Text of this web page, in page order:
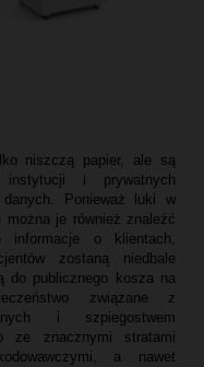
niszczą papier, ale są
i prywatnych
Ponieważ luki w
można je również znaleźć
informacje o klientach,
zostaną niedbale
do publicznego kosza na
związane z
i szpiegostwem
ze znacznymi stratami
a nawet